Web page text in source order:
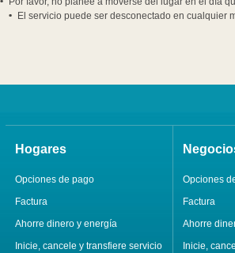
El servicio puede ser desconectado en cualquier
Hogares
Opciones de pago
Factura
Ahorre dinero y energía
Inicie, cancele y transfiere servicio
Opciones
Factura
Ahorre
Inicie,